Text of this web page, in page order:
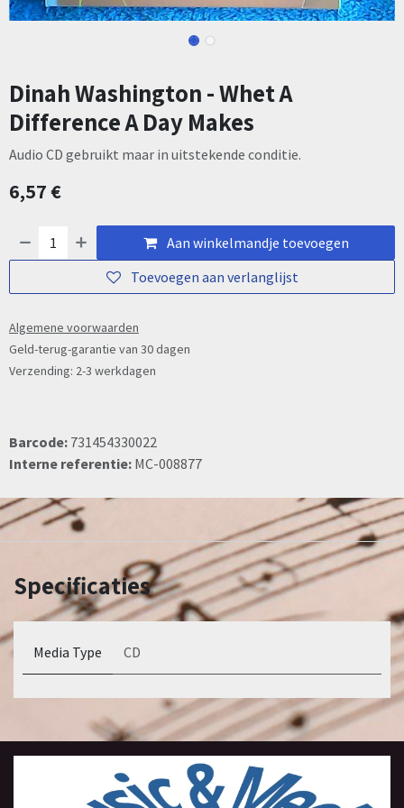
Dinah Washington - Whet A
Difference A Day Makes
Audio CD gebruikt maar in uitstekende conditie.
6,57€
Aan winkelmandje toevoegen
Toevoegen aan verlanglijst
Algemene voorwaarden
Geld-terug-garantie van 30 dagen
Verzending: 2-3 werkdagen
Barcode: 731454330022
Interne referentie: MC-008877
Specificaties
Media Type CD